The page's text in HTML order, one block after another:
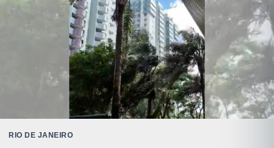
RIO DE JANEIRO